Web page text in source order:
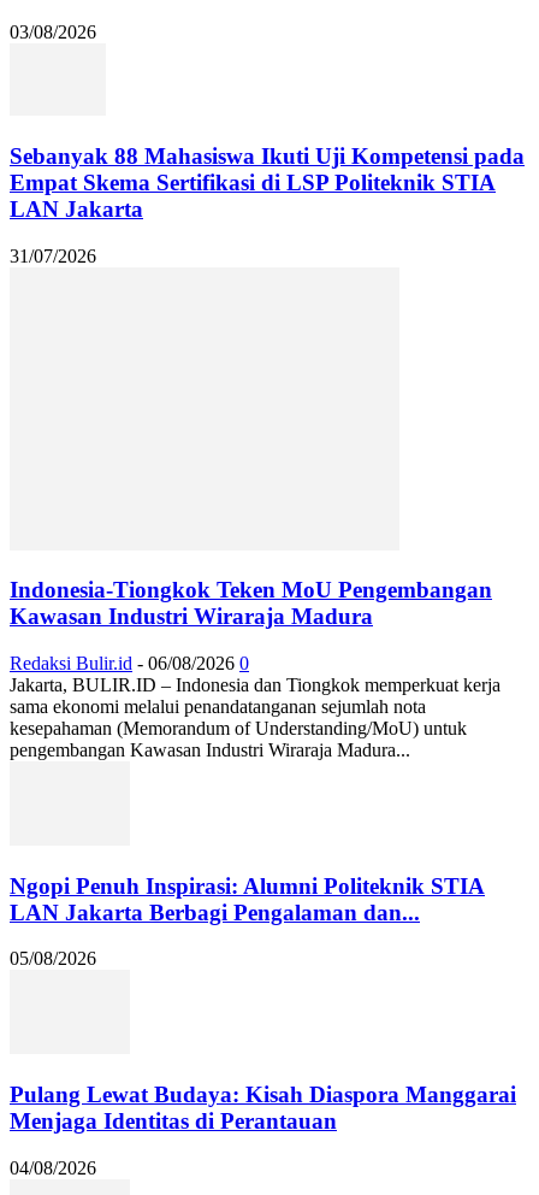
03/08/2026
Sebanyak 88 Mahasiswa Ikuti Uji Kompetensi pada
Empat Skema Sertifikasi di LSP Politeknik STIA
LAN Jakarta
31/07/2026
Indonesia-Tiongkok Teken MoU Pengembangan
Kawasan Industri Wiraraja Madura
Redaksi Bulir.id - 06/08/2026 0
Jakarta, BULIR.ID – Indonesia dan Tiongkok memperkuat kerja
sama ekonomi melalui penandatanganan sejumlah nota
kesepahaman (Memorandum of Understanding/MoU) untuk
pengembangan Kawasan Industri Wiraraja Madura...
Ngopi Penuh Inspirasi: Alumni Politeknik STIA
LAN Jakarta Berbagi Pengalaman dan...
05/08/2026
Pulang Lewat Budaya: Kisah Diaspora Manggarai
Menjaga Identitas di Perantauan
04/08/2026